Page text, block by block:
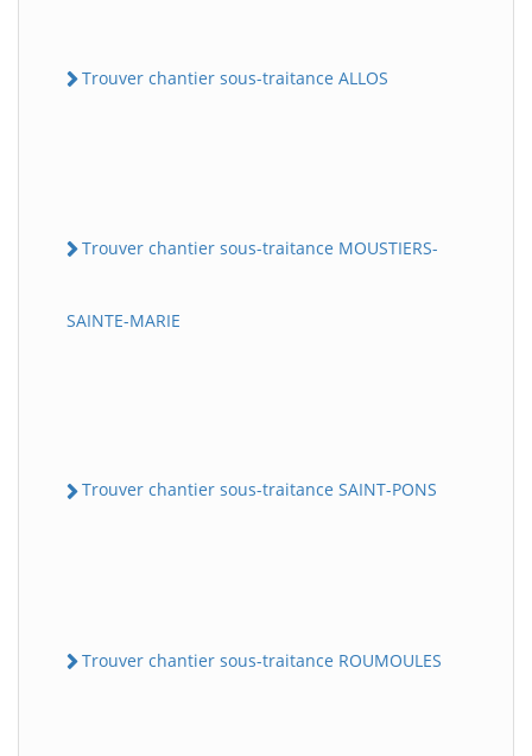
Trouver chantier sous-traitance ALLOS
Trouver chantier sous-traitance MOUSTIERS-
SAINTE-MARIE
Trouver chantier sous-traitance SAINT-PONS
Trouver chantier sous-traitance ROUMOULES